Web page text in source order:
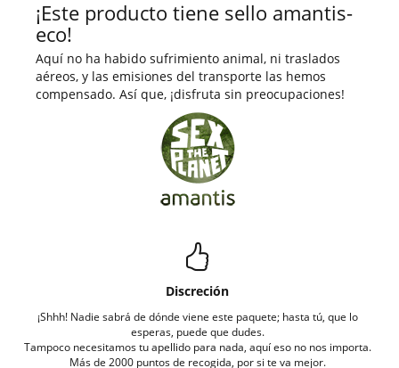
¡Este producto tiene sello amantis-
eco!
Aquí no ha habido sufrimiento animal, ni traslados
aéreos, y las emisiones del transporte las hemos
compensado. Así que, ¡disfruta sin preocupaciones!
Discreción
¡Shhh! Nadie sabrá de dónde viene este paquete; hasta tú, que lo
esperas, puede que dudes.
Tampoco necesitamos tu apellido para nada, aquí eso no nos importa.
Más de 2000 puntos de recogida, por si te va mejor.